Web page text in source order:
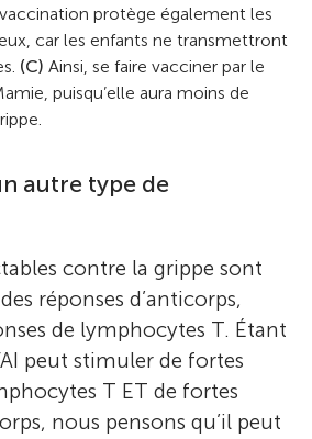
protège également les
car les enfants ne transmettront
(C) Ainsi, se faire vacciner par le
puisqu’elle aura moins de
autre type de
contre la grippe sont
réponses d’anticorps,
de lymphocytes T. Étant
peut stimuler de fortes
T ET de fortes
nous pensons qu’il peut